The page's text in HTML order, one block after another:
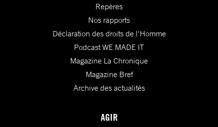
Repères
Nos rapports
Déclaration des droits de l'Homme
Podcast WE MADE IT
Magazine La Chronique
Magazine Bref
Archive des actualités
AGIR